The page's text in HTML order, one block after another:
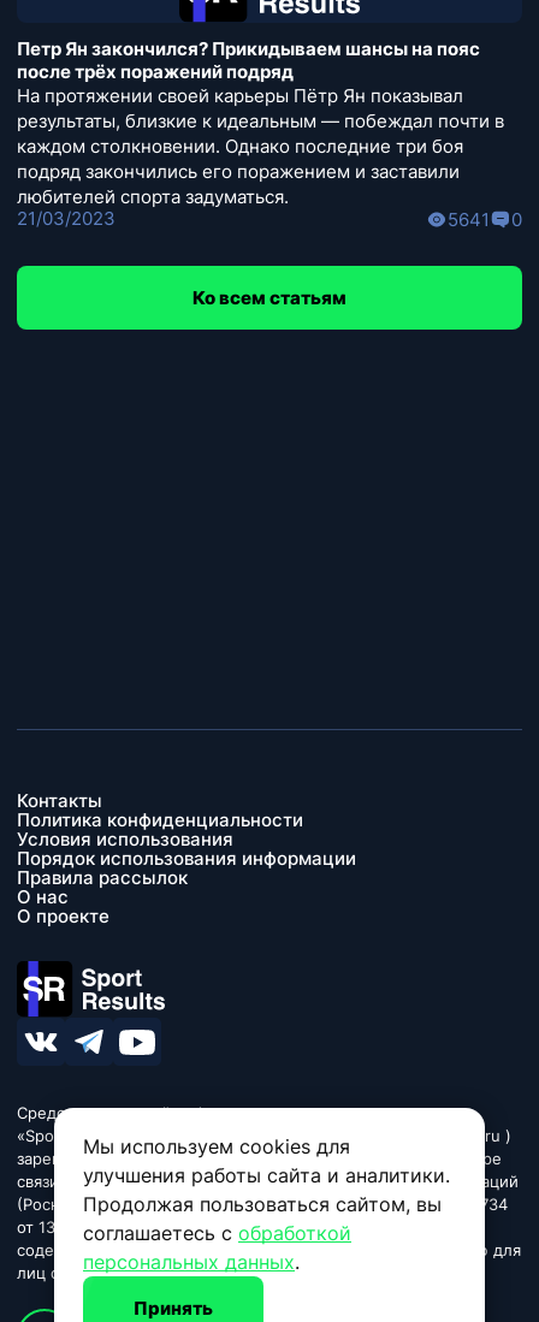
Мы используем cookies для
улучшения работы сайта и аналитики.
Продолжая пользоваться сайтом, вы
соглашаетесь с обработкой
персональных данных.
Принять
Петр Ян закончился? Прикидываем шансы на пояс
после трёх поражений подряд
На протяжении своей карьеры Пётр Ян показывал
результаты, близкие к идеальным — побеждал почти в
каждом столкновении. Однако последние три боя
подряд закончились его поражением и заставили
любителей спорта задуматься.
21/03/2023
5641 0
Ко всем статьям
Контакты
Политика конфиденциальности
Условия использования
Порядок использования информации
Правила рассылок
О нас
О проекте
Средство массовой информации сетевое издание
«SportResults» (адрес в сети Интернет - www.sport-results.ru )
зарегистрировано Федеральной службой по надзору в сфере
связи, информационных технологий и массовых коммуникаций
(Роскомнадзор). Регистрационный номер ЭЛ № ФС 77 - 84734
от 13 марта 2023. Название «SportResults». Издание может
содержать информационную продукцию, предназначенную для
лиц старше 18 лет.